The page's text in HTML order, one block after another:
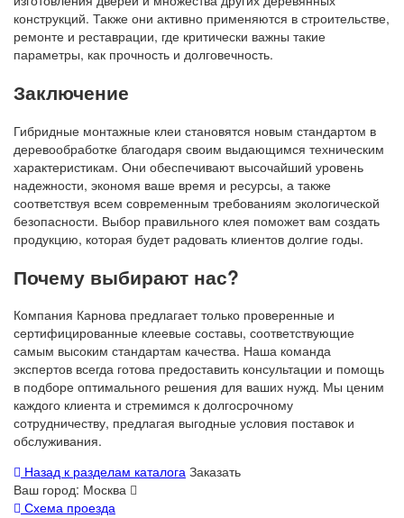
конструкций. Также они активно применяются в строительстве,
ремонте и реставрации, где критически важны такие
параметры, как прочность и долговечность.
Заключение
Гибридные монтажные клеи становятся новым стандартом в
деревообработке благодаря своим выдающимся техническим
характеристикам. Они обеспечивают высочайший уровень
надежности, экономя ваше время и ресурсы, а также
соответствуя всем современным требованиям экологической
безопасности. Выбор правильного клея поможет вам создать
продукцию, которая будет радовать клиентов долгие годы.
Почему выбирают нас?
Компания Карнова предлагает только проверенные и
сертифицированные клеевые составы, соответствующие
самым высоким стандартам качества. Наша команда
экспертов всегда готова предоставить консультации и помощь
в подборе оптимального решения для ваших нужд. Мы ценим
каждого клиента и стремимся к долгосрочному
сотрудничеству, предлагая выгодные условия поставок и
обслуживания.
Назад к разделам каталога Заказать
Ваш город: Москва
Схема проезда